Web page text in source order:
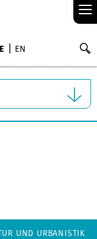
≡
EN
UND URBANISTIK